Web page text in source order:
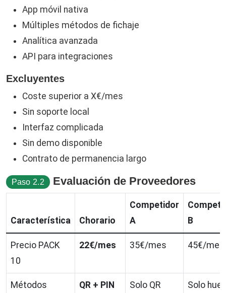
App móvil nativa
Múltiples métodos de fichaje
Analítica avanzada
API para integraciones
Excluyentes
Coste superior a X€/mes
Sin soporte local
Interfaz complicada
Sin demo disponible
Contrato de permanencia largo
Paso 2.2 Evaluación de Proveedores
Característica Chorario
Competidor
A
B
Precio PACK
10
22€/mes 35€/mes 45€/mes
Métodos
QR + PIN
Solo QR Solo